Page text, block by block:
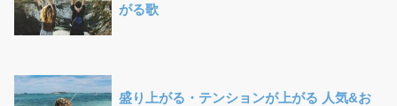
がる歌
盛り上がる・テンションが上がる 人気&お